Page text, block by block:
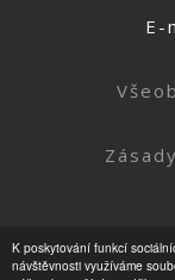
K poskytování funkcí
návštěvnosti využíváme
E-